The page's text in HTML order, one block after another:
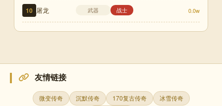
10 屠龙 武器 战士 0.0w
友情链接
微变传奇 沉默传奇 170复古传奇 冰雪传奇